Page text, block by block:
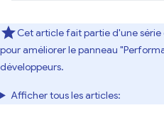
Cet article fait partie d'une
pour améliorer le panneau
développeurs.
Afficher tous les articles: